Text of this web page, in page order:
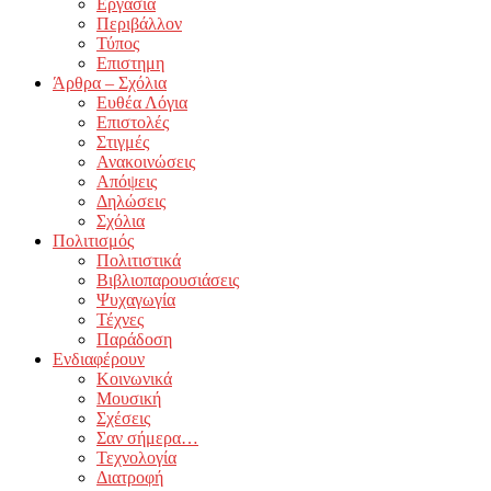
Εργασία
Περιβάλλον
Τύπος
Επιστημη
Άρθρα – Σχόλια
Ευθέα Λόγια
Επιστολές
Στιγμές
Ανακοινώσεις
Απόψεις
Δηλώσεις
Σχόλια
Πολιτισμός
Πολιτιστικά
Βιβλιοπαρουσιάσεις
Ψυχαγωγία
Τέχνες
Παράδοση
Ενδιαφέρουν
Κοινωνικά
Μουσική
Σχέσεις
Σαν σήμερα…
Τεχνολογία
Διατροφή